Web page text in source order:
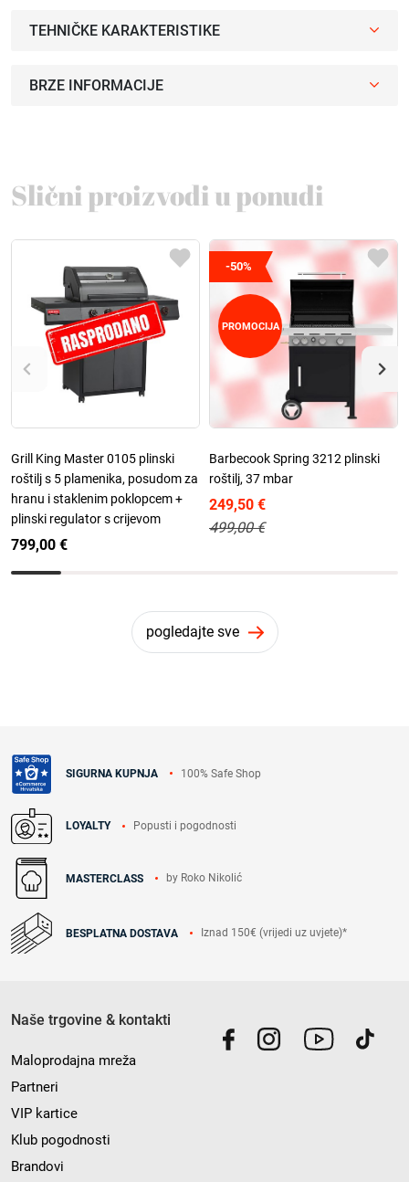
TEHNIČKE KARAKTERISTIKE
BRZE INFORMACIJE
Slični proizvodi u ponudi
Grill King Master 0105 plinski
roštilj s 5 plamenika, posudom za
hranu i staklenim poklopcem +
plinski regulator s crijevom
799,00 €
-50%
PROMOCIJA
Barbecook Spring 3212 plinski
roštilj, 37 mbar
249,50 €
499,00 €
pogledajte sve
SIGURNA KUPNJA 100% Safe Shop
LOYALTY Popusti i pogodnosti
MASTERCLASS by Roko Nikolić
BESPLATNA DOSTAVA Iznad 150€ (vrijedi uz uvjete)*
Naše trgovine & kontakti
Maloprodajna mreža
Partneri
VIP kartice
Klub pogodnosti
Brandovi